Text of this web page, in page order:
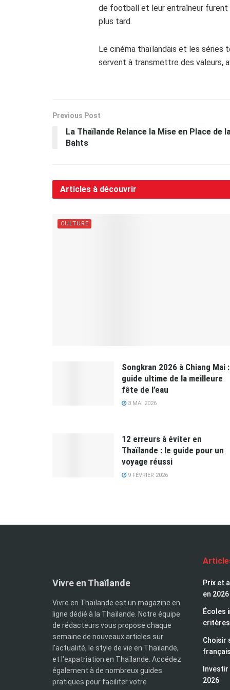
de football et leur entraîneur furent
plus tard.
Le cinéma thaïlandais et les séries
servent à transmettre des valeurs,
Previous Post
La Thaïlande Relance la Mise en Place de
Bahts
Articles à découvrir
CULTURE
Songkran 2026 à Chiang Mai :
guide ultime de la meilleure
fête de l’eau
3 MAI 2026
12 erreurs à éviter en
Thaïlande : le guide pour un
voyage réussi
9 FÉVRIER 2026
Vivre en Thaïlande
Vivre en Thaïlande est un magazine en
ligne dédié à la Thaïlande. Notre équipe
de rédacteurs vous propose chaque
semaine de nouveaux articles sur
l'actualité, le style de vie en Thaïlande,
et l'expatriation en Thaïlande. Accédez
également à de nombreux guides
pratiques pour faciliter votre
Prix et
en 2026
Écoles
Choisir
2026